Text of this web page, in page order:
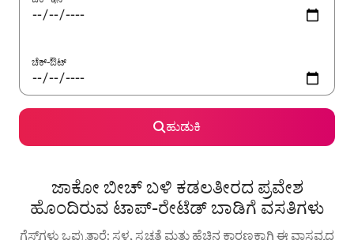
ಚೆಕ್-ಔಟ್
ಹುಡುಕಿ
ಜಾಕೋ ಬೀಚ್ ಬಳಿ ಕಡಲತೀರದ ಪ್ರವೇಶ
ಹೊಂದಿರುವ ಟಾಪ್-ರೇಟೆಡ್ ಬಾಡಿಗೆ ವಸತಿಗಳು
ಗೆಸ್ಟ್‌ಗಳು ಒಪ್ಪುತ್ತಾರೆ: ಸ್ಥಳ, ಸ್ವಚ್ಛತೆ ಮತ್ತು ಹೆಚ್ಚಿನ ಕಾರಣಕ್ಕಾಗಿ ಈ ವಾಸ್ತವ್ಯದ